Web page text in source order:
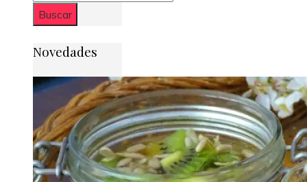
Novedades